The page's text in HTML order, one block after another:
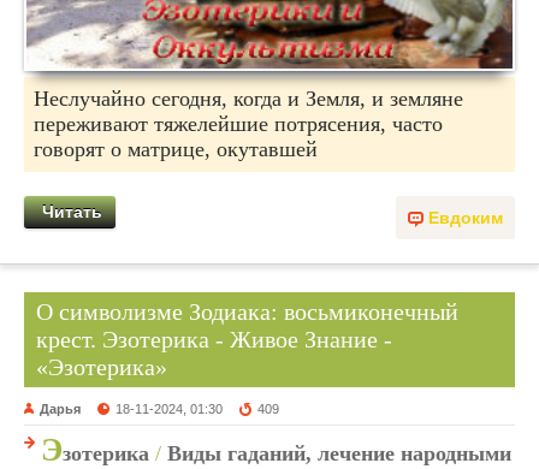
Неслучайно сегодня, когда и Земля, и земляне
переживают тяжелейшие потрясения, часто
говорят о матрице, окутавшей
Евдоким
Читать
О символизме Зодиака: восьмиконечный
крест. Эзотерика - Живое Знание -
«Эзотерика»
Дарья 18-11-2024, 01:30 409
Эзотерика / Виды гаданий, лечение народными